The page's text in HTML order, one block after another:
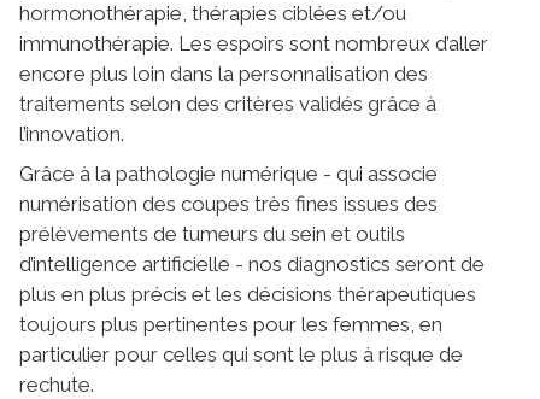
hormonothérapie, thérapies ciblées et/ou
immunothérapie. Les espoirs sont nombreux d’aller
encore plus loin dans la personnalisation des
traitements selon des critères validés grâce à
l’innovation.
Grâce à la pathologie numérique - qui associe
numérisation des coupes très fines issues des
prélèvements de tumeurs du sein et outils
d’intelligence artificielle - nos diagnostics seront de
plus en plus précis et les décisions thérapeutiques
toujours plus pertinentes pour les femmes, en
particulier pour celles qui sont le plus à risque de
rechute.